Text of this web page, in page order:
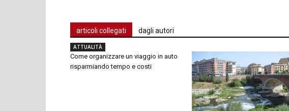
articoli collegati dagli autori
ATTUALITÀ
Come organizzare un viaggio in auto
risparmiando tempo e costi